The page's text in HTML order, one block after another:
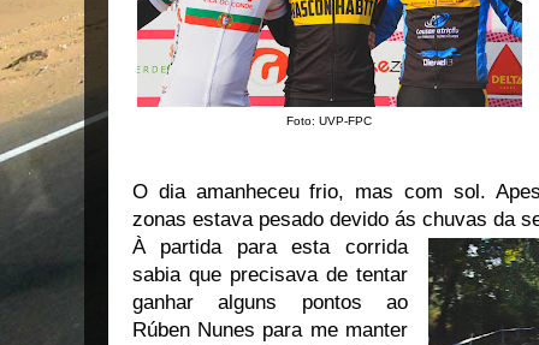
Foto: UVP-FPC
O dia amanheceu frio, mas com sol.
zonas estava pesado devido ás chuvas da
À partida para esta corrida
sabia que precisava de tentar
ganhar alguns pontos ao
Rúben Nunes para me manter